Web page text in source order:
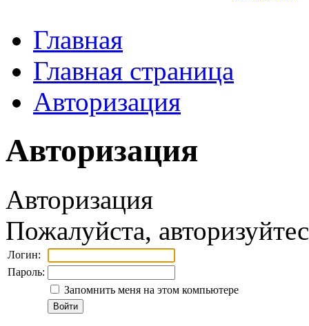
Главная
Главная страница
Авторизация
Авторизация
Авторизация
Пожалуйста,
Логин:
Пароль:
Запомнить меня на этом компьютере